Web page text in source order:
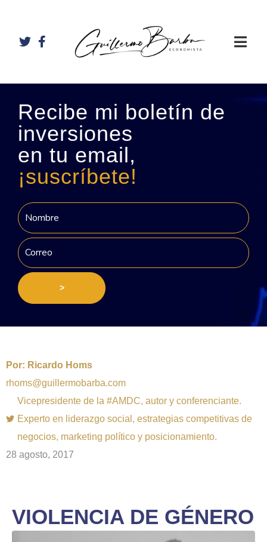
Recibe mi boletín de
inversiones
en tu email,
¡suscríbete!
>
Por: Ricardo Homs
rhoms@guillermobarba.com
Vicepresidente de la #AMDC, autor y conferenciante.
Experto en liderazgo social, estrategias competitivas de
negocios, marketing político y posicionamiento.
28 agosto, 2017
VIOLENCIA DE GÉNERO